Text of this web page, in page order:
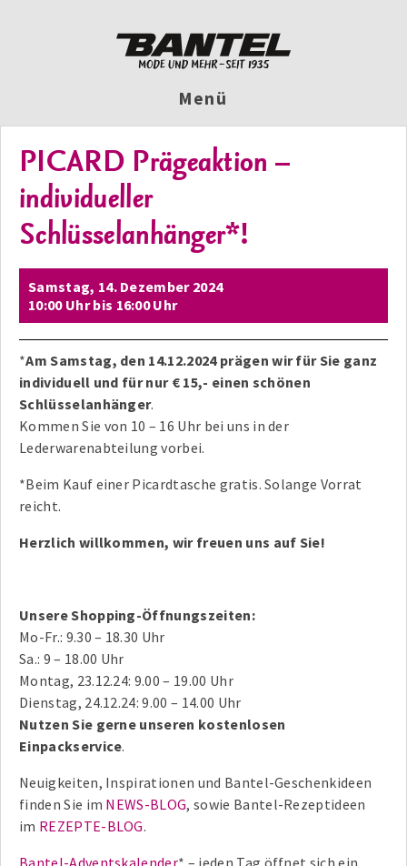
Menü
PICARD Prägeaktion –
individueller
Schlüsselanhänger*!
Samstag, 14. Dezember 2024
10:00 Uhr bis 16:00 Uhr
*Am Samstag, den 14.12.2024 prägen wir für Sie ganz
individuell und für nur € 15,- einen schönen
Schlüsselanhänger.
Kommen Sie von 10 – 16 Uhr bei uns in der
Lederwarenabteilung vorbei.
*Beim Kauf einer Picardtasche gratis. Solange Vorrat
reicht.
Herzlich willkommen, wir freuen uns auf Sie!
Unsere Shopping-Öffnungszeiten:
Mo-Fr.: 9.30 – 18.30 Uhr
Sa.: 9 – 18.00 Uhr
Montag, 23.12.24: 9.00 – 19.00 Uhr
Dienstag, 24.12.24: 9.00 – 14.00 Uhr
Nutzen Sie gerne unseren kostenlosen
Einpackservice.
Neuigkeiten, Inspirationen und Bantel-Geschenkideen
finden Sie im NEWS-BLOG, sowie Bantel-Rezeptideen
im REZEPTE-BLOG.
Bantel-Adventskalender* – jeden Tag öffnet sich ein